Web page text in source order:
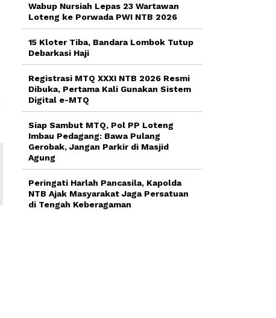
Wabup Nursiah Lepas 23 Wartawan
Loteng ke Porwada PWI NTB 2026
15 Kloter Tiba, Bandara Lombok Tutup
Debarkasi Haji
Registrasi MTQ XXXI NTB 2026 Resmi
Dibuka, Pertama Kali Gunakan Sistem
Digital e-MTQ
Siap Sambut MTQ, Pol PP Loteng
Imbau Pedagang: Bawa Pulang
Gerobak, Jangan Parkir di Masjid
Agung
Peringati Harlah Pancasila, Kapolda
NTB Ajak Masyarakat Jaga Persatuan
di Tengah Keberagaman